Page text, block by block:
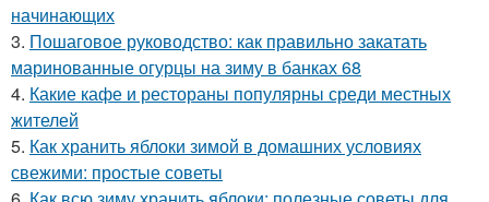
начинающих
3. Пошаговое руководство: как правильно закатать
маринованные огурцы на зиму в банках 68
4. Какие кафе и рестораны популярны среди местных
жителей
5. Как хранить яблоки зимой в домашних условиях
свежими: простые советы